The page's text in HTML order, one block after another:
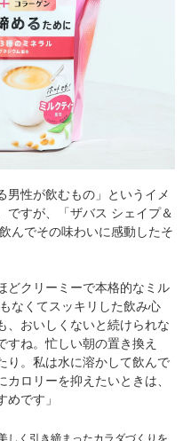
男性が飲むもの」というイメ
ですが、「ザバス シェイプ＆
んでその味わいに感動したそ
どクリーミーで本格的なミル
なくてスッキリした飲み心
、おいしくないと続けられな
すね。忙しい朝の置き換え
り。私は水に溶かして飲んで
ロリーを抑えたいときは、
です」
しく引き締まったカラダづくりを